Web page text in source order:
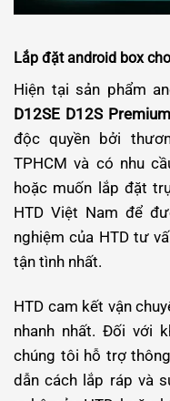
Lắp đặt android box
Hiện tại sản phẩm
D12SE D12S Premium
độc quyền bởi
TPHCM và có nhu
hoặc muốn lắp đặt
HTD Việt Nam để
nghiệm của HTD tư
tận tình nhất.
HTD cam kết vận
nhanh nhất. Đối với
chúng tôi hỗ trợ
dẫn cách lắp ráp và